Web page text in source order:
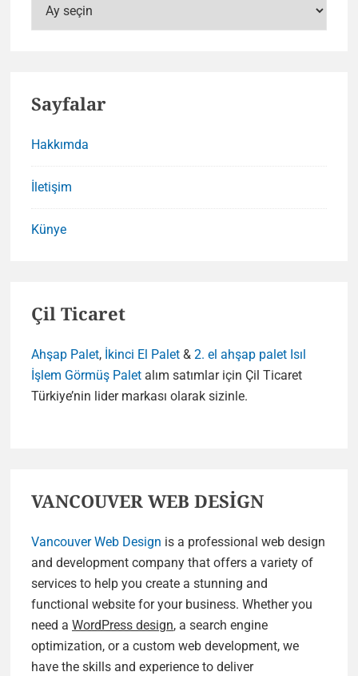
Sayfalar
Hakkımda
İletişim
Künye
Çil Ticaret
Ahşap Palet, İkinci El Palet & 2. el ahşap palet Isıl
İşlem Görmüş Palet alım satımlar için Çil Ticaret
Türkiye’nin lider markası olarak sizinle.
VANCOUVER WEB DESİGN
Vancouver Web Design is a professional web design
and development company that offers a variety of
services to help you create a stunning and
functional website for your business. Whether you
need a WordPress design, a search engine
optimization, or a custom web development, we
have the skills and experience to deliver